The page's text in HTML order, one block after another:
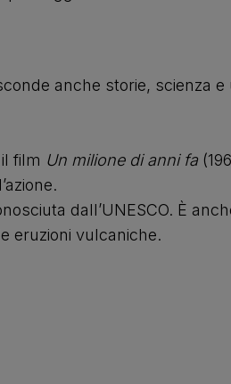
anche storie, scienza
film Un milione di anni fa
dall’UNESCO. È
eruzioni vulcaniche.